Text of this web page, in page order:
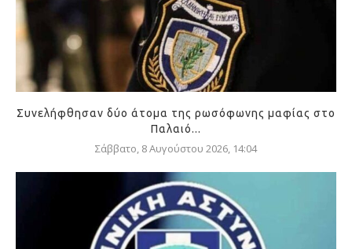
Συνελήφθησαν δύο άτομα της ρωσόφωνης μαφίας στο
Παλαιό...
Σάββατο, 8 Αυγούστου 2026, 14:04